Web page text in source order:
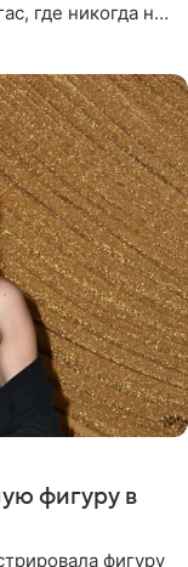
где никогда не
фигуру в
фигуру